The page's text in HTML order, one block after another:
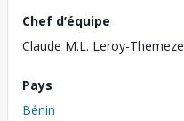
Chef d’équipe
Claude M.L. Leroy-Themeze
Pays
Bénin